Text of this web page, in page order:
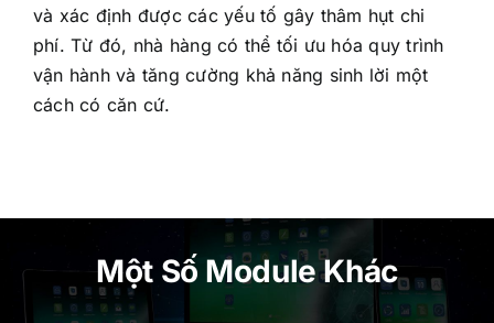
và xác định được các yếu tố gây thâm hụt chi
phí. Từ đó, nhà hàng có thể tối ưu hóa quy trình
vận hành và tăng cường khả năng sinh lời một
cách có căn cứ.
Một Số Module Khác